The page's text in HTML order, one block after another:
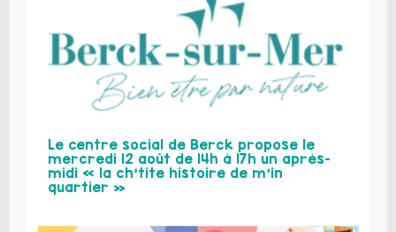
Le centre social de Berck propose le
mercredi 12 août de 14h à 17h un après-
midi « la ch’tite histoire de m’in
quartier »